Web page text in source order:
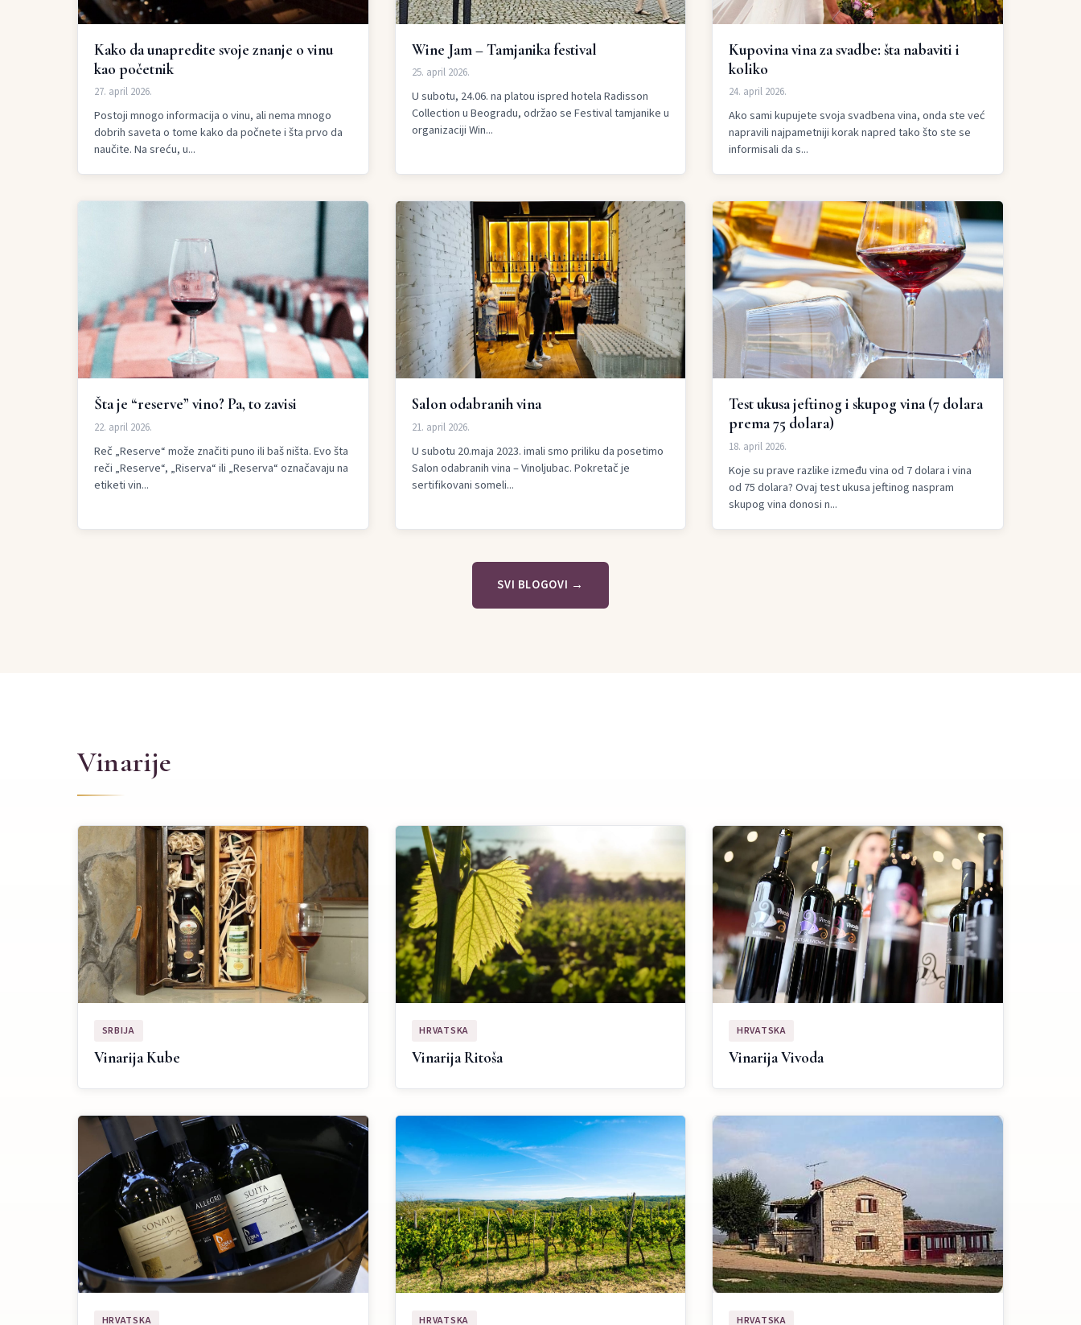
Kako da unapredite svoje znanje o vinu
kao početnik
27. april 2026.
Postoji mnogo informacija o vinu, ali nema mnogo
dobrih saveta o tome kako da počnete i šta prvo da
naučite. Na sreću, u...
Wine Jam – Tamjanika festival
25. april 2026.
U subotu, 24.06. na platou ispred hotela Radisson
Collection u Beogradu, održao se Festival tamjanike u
organizaciji Win...
Kupovina vina za svadbe: šta nabaviti i
koliko
24. april 2026.
Ako sami kupujete svoja svadbena vina, onda ste već
napravili najpametniji korak napred tako što ste se
informisali da s...
Šta je “reserve” vino? Pa, to zavisi
22. april 2026.
Reč „Reserve“ može značiti puno ili baš ništa. Evo šta
reči „Reserve“, „Riserva“ ili „Reserva“ označavaju na
etiketi vin...
Salon odabranih vina
21. april 2026.
U subotu 20.maja 2023. imali smo priliku da posetimo
Salon odabranih vina – Vinoljubac. Pokretač je
sertifikovani someli...
Test ukusa jeftinog i skupog vina (7 dolara
prema 75 dolara)
18. april 2026.
Koje su prave razlike između vina od 7 dolara i vina
od 75 dolara? Ovaj test ukusa jeftinog naspram
skupog vina donosi n...
SVI BLOGOVI →
Vinarije
SRBIJA
Vinarija Kube
HRVATSKA
Vinarija Ritoša
HRVATSKA
Vinarija Vivoda
HRVATSKA HRVATSKA HRVATSKA